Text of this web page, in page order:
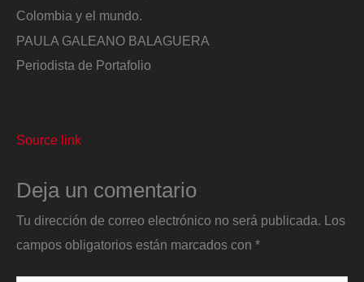
Colombia y el mundo.
PAULA GALEANO BALAGUERA
Periodista de Portafolio
Source link
Deja un comentario
Tu dirección de correo electrónico no será publicada. Los
campos obligatorios están marcados con *